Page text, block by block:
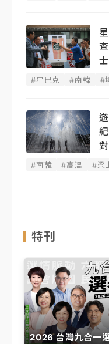
士
#星巴克 #南韓 #
#南韓 #高溫 #梁
特刊
2026 台灣九合一